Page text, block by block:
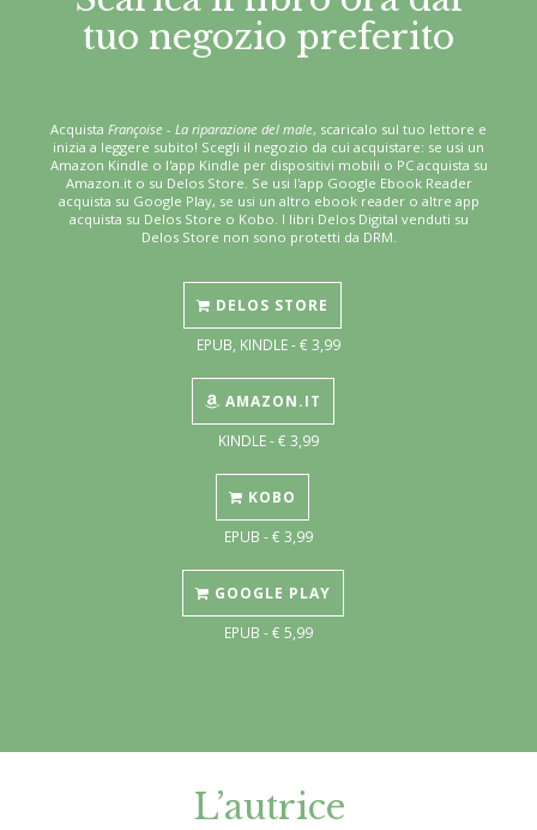
tuo negozio preferito
Acquista Françoise - La riparazione del male, scaricalo sul tuo lettore e
inizia a leggere subito! Scegli il negozio da cui acquistare: se usi un
Amazon Kindle o l'app Kindle per dispositivi mobili o PC acquista su
Amazon.it o su Delos Store. Se usi l'app Google Ebook Reader
acquista su Google Play, se usi un altro ebook reader o altre app
acquista su Delos Store o Kobo. I libri Delos Digital venduti su
Delos Store non sono protetti da DRM.
DELOS STORE
EPUB, KINDLE - € 3,99
AMAZON.IT
KINDLE - € 3,99
KOBO
EPUB - € 3,99
GOOGLE PLAY
EPUB - € 5,99
L’autrice